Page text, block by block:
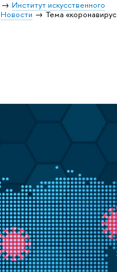
Институт искусственного
Новости
Тема «коронавирус